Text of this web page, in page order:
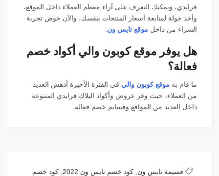
فرايدي، ويمكنك التعرف على آراء معظم العملاء داخل الموقع،
وأخذ جولة لمتابعة أسعار المنتجات بنفسك، والآن خوض تجربة
الشراء من داخل موقع نايس ون
هل يوفر موقع كوبون والي أكواد خصم
فعالة؟
ما قام به موقع كوبون والي في الفترة الأخيرة أدهش العديد
من العملاء، حيث وفر عروض وأكواد البلاك فرايدي المتنوعة
داخل العديد من المواقع وقسايم خصم فعالة.
قسيمة نايس ون كود خصم نايس ون 2022
كود خصم